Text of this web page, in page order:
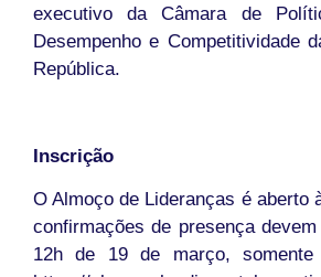
executivo da Câmara de
Desempenho e Competitividade
República.
Inscrição
O Almoço de Lideranças é aberto
confirmações de presença
12h de 19 de março,